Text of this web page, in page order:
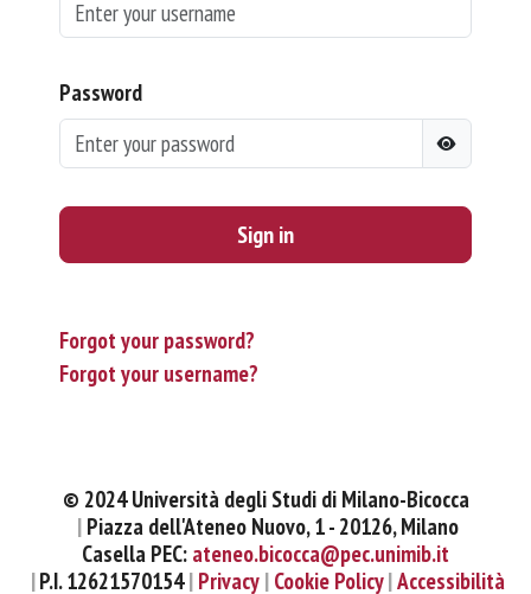
Password
Sign in
Forgot your password?
Forgot your username?
© 2024 Università degli Studi di Milano-Bicocca
Piazza dell'Ateneo Nuovo, 1 - 20126, Milano
Casella PEC: ateneo.bicocca@pec.unimib.it
P.I. 12621570154 Privacy Cookie Policy Accessibilità